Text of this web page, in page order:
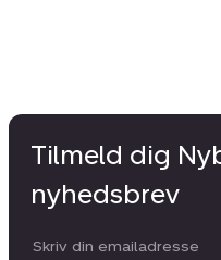
Tilmeld dig
nyhedsbrev
Din email: